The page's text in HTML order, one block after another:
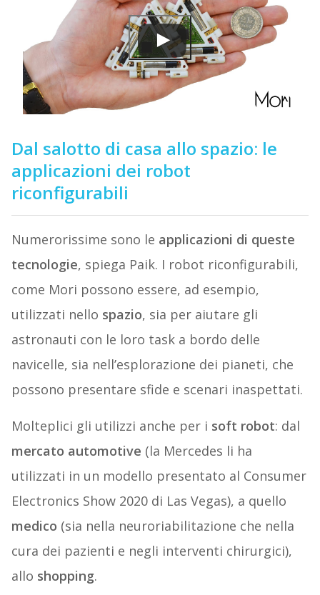
Dal salotto di casa allo spazio: le
applicazioni dei robot
riconfigurabili
Numerorissime sono le applicazioni di queste
tecnologie, spiega Paik. I robot riconfigurabili,
come Mori possono essere, ad esempio,
utilizzati nello spazio, sia per aiutare gli
astronauti con le loro task a bordo delle
navicelle, sia nell’esplorazione dei pianeti, che
possono presentare sfide e scenari inaspettati.
Molteplici gli utilizzi anche per i soft robot: dal
mercato automotive (la Mercedes li ha
utilizzati in un modello presentato al Consumer
Electronics Show 2020 di Las Vegas), a quello
medico (sia nella neuroriabilitazione che nella
cura dei pazienti e negli interventi chirurgici),
allo shopping.